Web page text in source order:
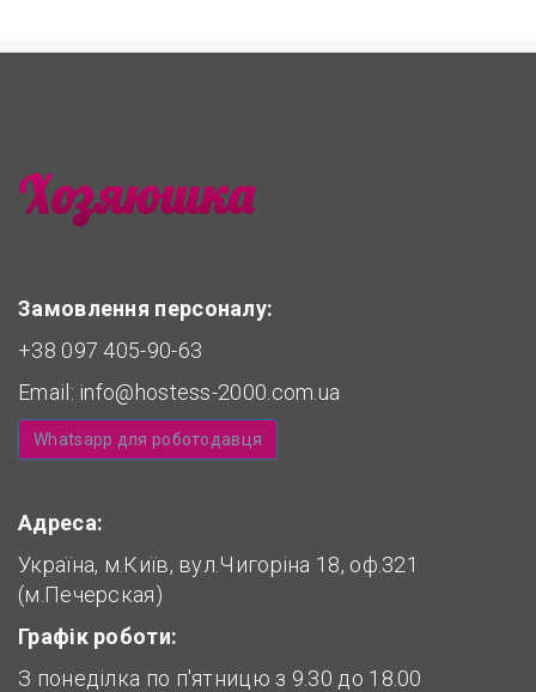
Замовлення персоналу:
+38 097 405-90-63
Email: info@hostess-2000.com.ua
Whatsapp для роботодавця
Адреса:
Україна, м.Київ, вул.Чигоріна 18, оф.321
(м.Печерская)
Графік роботи:
З понеділка по п'ятницю з 9.30 до 18.00